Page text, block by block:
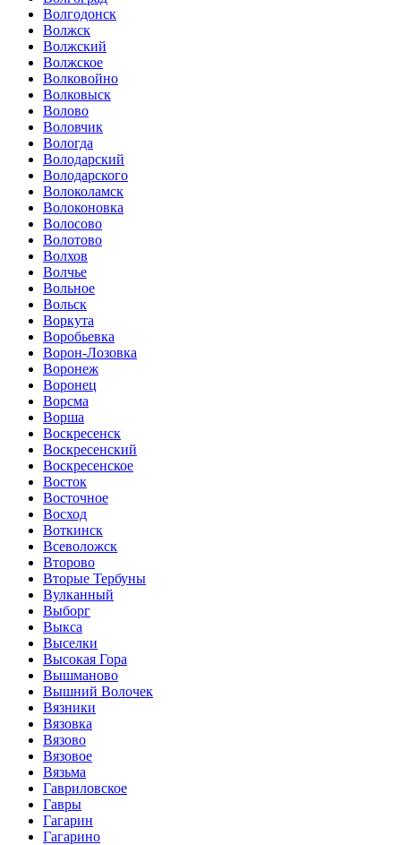
Волгодонск
Волжск
Волжский
Волжское
Волковойно
Волковыск
Волово
Воловчик
Вологда
Володарский
Володарского
Волоколамск
Волоконовка
Волосово
Волотово
Волхов
Волчье
Вольное
Вольск
Воркута
Воробьевка
Ворон-Лозовка
Воронеж
Воронец
Ворсма
Ворша
Воскресенск
Воскресенский
Воскресенское
Восток
Восточное
Восход
Воткинск
Всеволожск
Второво
Вторые Тербуны
Вулканный
Выборг
Выкса
Выселки
Высокая Гора
Вышманово
Вышний Волочек
Вязники
Вязовка
Вязово
Вязовое
Вязьма
Гавриловское
Гавры
Гагарин
Гагарино